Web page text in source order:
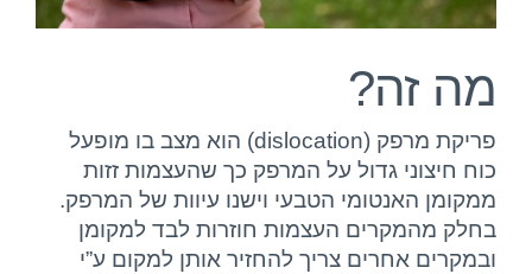
מה זה?
פריקת מרפק (dislocation) הוא מצב בו מופעל
כוח חיצוני גדול על המרפק כך שהעצמות זזות
ממקומן האנטומי הטבעי וישנו עיוות של המרפק.
בחלק מהמקרים העצמות חוזרות לבד למקומן
ובמקרים אחרים צריך להחזיר אותן למקום ע”י